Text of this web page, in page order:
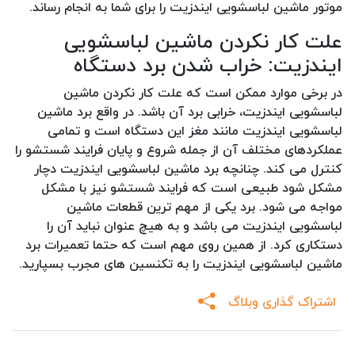
موتور ماشین لباسشویی ایندزیت را برای شما به انجام رساند.
علت کار نکردن ماشین لباسشویی
ایندزیت: خراب شدن برد دستگاه
در برخی موارد ممکن است که علت کار نکردن ماشین
لباسشویی ایندزیت، خرابی برد آن باشد. در واقع برد ماشین
لباسشویی ایندزیت مانند مغز این دستگاه است و تمامی
عملکردهای مختلف آن از جمله شروع و پایان فرایند شستشو را
کنترل می کند. چنانچه برد ماشین لباسشویی ایندزیت دچار
مشکل شود طبیعی است که فرایند شستشو نیز با مشکل
مواجه می شود. برد یکی از مهم ترین قطعات ماشین
لباسشویی ایندزیت می باشد و به هیچ عنوان نباید آن را
دستکاری کرد. از همین روی مهم است که حتما تعمیرات برد
ماشین لباسشویی ایندزیت را به تکنسین های مجرب بسپارید.
اشتراک گذاری وبلاگ